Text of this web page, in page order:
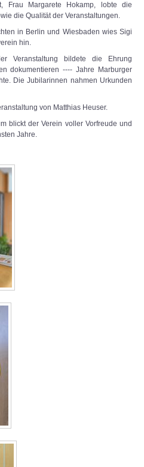
Frau Margarete Hokamp, lobte die
die Qualität der Veranstaltungen.
in Berlin und Wiesbaden wies Sigi
hin.
Veranstaltung bildete die Ehrung
dokumentieren ---- Jahre Marburger
Die Jubilarinnen nahmen Urkunden
von Matthias Heuser.
blickt der Verein voller Vorfreude und
Jahre.